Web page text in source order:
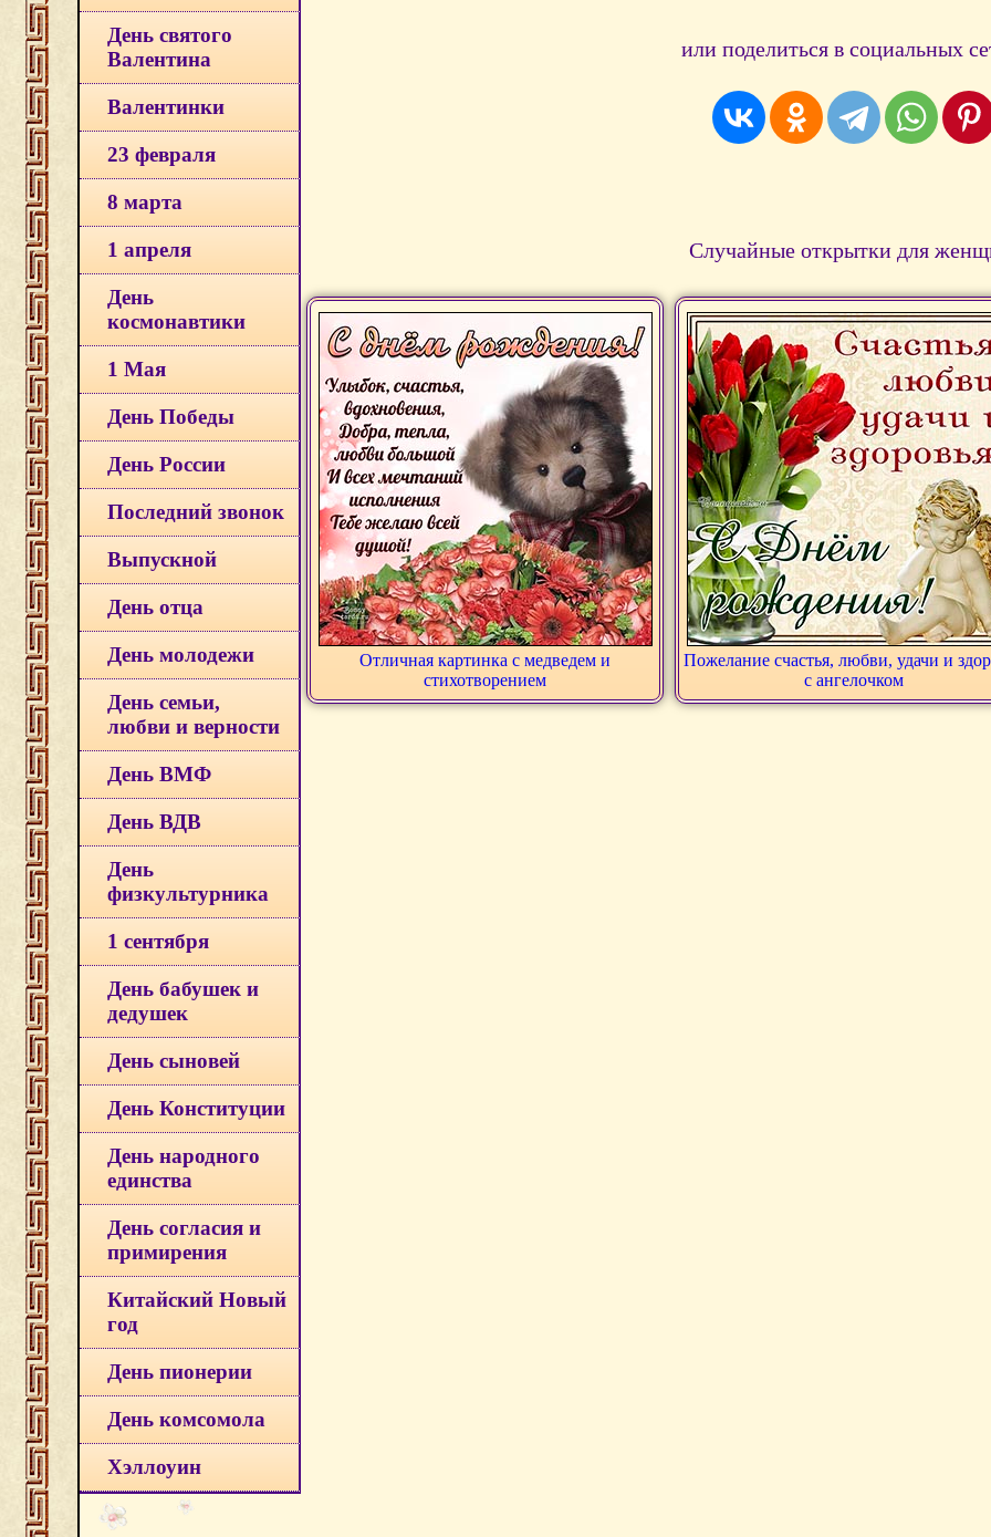
День святого
Валентина
Валентинки
23 февраля
8 марта
1 апреля
День
космонавтики
1 Мая
День Победы
День России
Последний звонок
Выпускной
День отца
День молодежи
День семьи,
любви и верности
День ВМФ
День ВДВ
День
физкультурника
1 сентября
День бабушек и
дедушек
День сыновей
День Конституции
День народного
единства
День согласия и
примирения
Китайский Новый
год
День пионерии
День комсомола
Хэллоуин
или поделиться в социальных
Случайные открытки для
Отличная картинка с медведем и
стихотворением
Пожелание счастья, любви, удачи и
с ангелочком